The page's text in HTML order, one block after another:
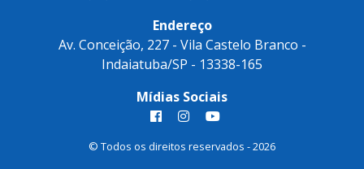
Endereço
Av. Conceição, 227 - Vila Castelo Branco -
Indaiatuba/SP - 13338-165
Mídias Sociais
© Todos os direitos reservados - 2026